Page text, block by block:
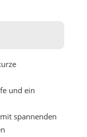
und ein
spannenden